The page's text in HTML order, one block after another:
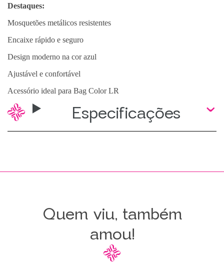
Destaques:
Mosquetões metálicos resistentes
Encaixe rápido e seguro
Design moderno na cor azul
Ajustável e confortável
Acessório ideal para Bag Color LR
Especificações
Quem viu, também
amou!